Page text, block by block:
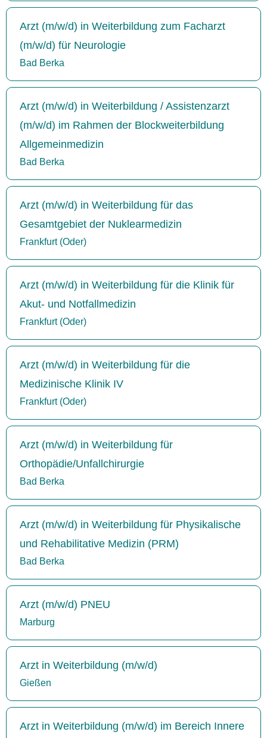
Arzt (m/w/d) in Weiterbildung zum Facharzt
(m/w/d) für Neurologie
Bad Berka
Arzt (m/w/d) in Weiterbildung / Assistenzarzt
(m/w/d) im Rahmen der Blockweiterbildung
Allgemeinmedizin
Bad Berka
Arzt (m/w/d) in Weiterbildung für das
Gesamtgebiet der Nuklearmedizin
Frankfurt (Oder)
Arzt (m/w/d) in Weiterbildung für die Klinik für
Akut- und Notfallmedizin
Frankfurt (Oder)
Arzt (m/w/d) in Weiterbildung für die
Medizinische Klinik IV
Frankfurt (Oder)
Arzt (m/w/d) in Weiterbildung für
Orthopädie/Unfallchirurgie
Bad Berka
Arzt (m/w/d) in Weiterbildung für Physikalische
und Rehabilitative Medizin (PRM)
Bad Berka
Arzt (m/w/d) PNEU
Marburg
Arzt in Weiterbildung (m/w/d)
Gießen
Arzt in Weiterbildung (m/w/d) im Bereich Innere